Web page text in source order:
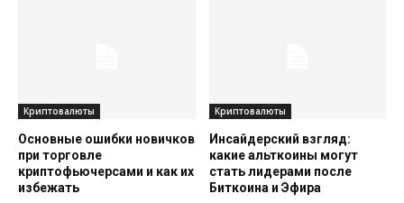
Криптовалюты
Основные ошибки новичков
при торговле
криптофьючерсами и как их
избежать
Криптовалюты
Инсайдерский взгляд:
какие альткоины могут
стать лидерами после
Биткоина и Эфира